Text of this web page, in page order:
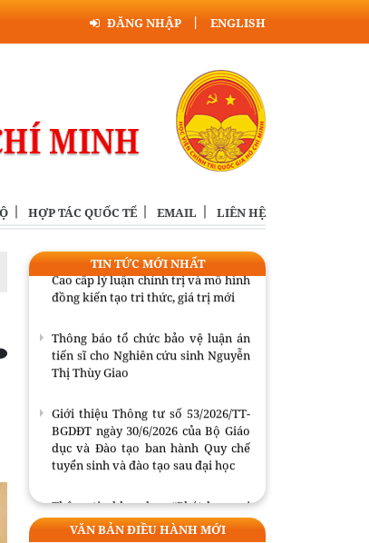
ĐĂNG NHẬP ENGLISH
HỢP TÁC QUỐC TẾ EMAIL LIÊN HỆ
TIN TỨC MỚI NHẤT
dục và Đào tạo ban hành Quy chế
tuyển sinh và đào tạo sau đại học
Thông tin khoa học “Phát huy vai
trò Ngoại giao công nghệ đã góp
phần phát triển khoa học công
công nghệ AI tiên tiến”
Bế giảng Lớp tập huấn giáo trình
Cao cấp lý luận chính trị và mô hình
đồng kiến tạo tri thức, giá trị mới
Thông báo tổ chức bảo vệ luận án
tiến sĩ cho Nghiên cứu sinh Nguyễn
Thị Thùy Giao
Giới thiệu Thông tư số 53/2026/TT-
BGDĐT ngày 30/6/2026 của Bộ Giáo
dục và Đào tạo ban hành Quy chế
tuyển sinh và đào tạo sau đại học
Thông tin khoa học “Phát huy vai
trò Ngoại giao công nghệ đã góp
phần phát triển khoa học công
VĂN BẢN ĐIỀU HÀNH MỚI